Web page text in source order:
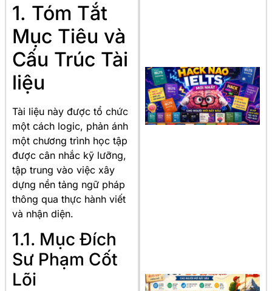
1. Tóm Tắt
Mục Tiêu và
Cấu Trúc Tài
liệu
Tài liệu này được tổ chức
một cách logic, phản ánh
một chương trình học tập
được cân nhắc kỹ lưỡng,
tập trung vào việc xây
dựng nền tảng ngữ pháp
thông qua thực hành viết
và nhận diện.
1.1. Mục Đích
Sư Phạm Cốt
Lõi